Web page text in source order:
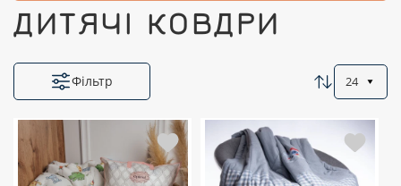
ДИТЯЧІ КОВДРИ
Фільтр 24